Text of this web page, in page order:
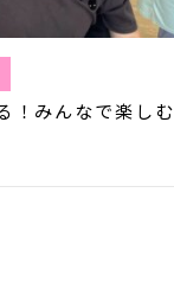
！みんなで楽しむ